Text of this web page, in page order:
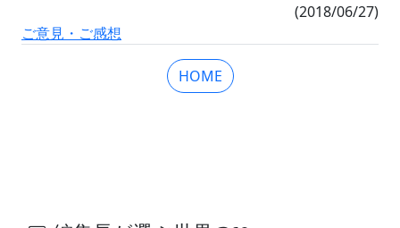
(2018/06/27)
ご意見・ご感想
HOME